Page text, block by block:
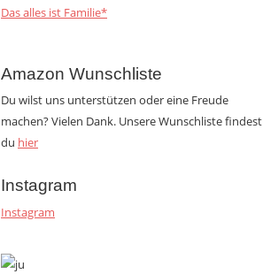
Das alles ist Familie*
Amazon Wunschliste
Du wilst uns unterstützen oder eine Freude
machen? Vielen Dank. Unsere Wunschliste findest
du hier
Instagram
Instagram